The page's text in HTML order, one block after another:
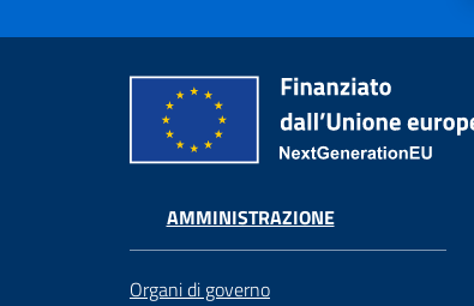
AMMINISTRAZIONE
Organi di governo